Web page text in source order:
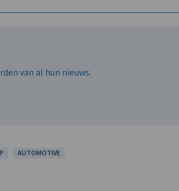
van al hun nieuws.
AUTOMOTIVE